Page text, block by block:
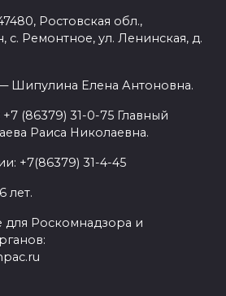
Ростовская обл.,
с. Ремонтное, ул. Ленинская, д.
Шипулина Елена Антоновна.
(86379) 31-0-75 Главный
Раиса Николаевна.
+7(86379) 31-4-45
лет.
для Роскомнадзора и